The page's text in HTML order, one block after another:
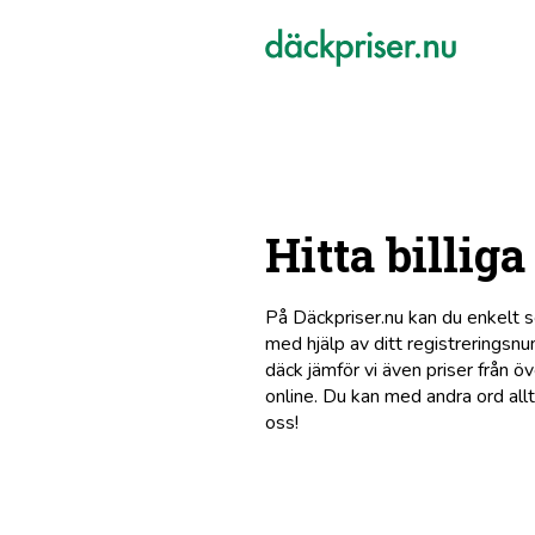
Hitta billiga
På Däckpriser.nu kan du enkelt
med hjälp av ditt
däck jämför vi även priser från
online. Du kan med andra ord
oss!